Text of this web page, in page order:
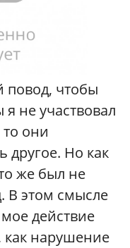
чтобы
не участвовал
они
другое. Но как
же был не
В этом смысле
действие
как нарушение